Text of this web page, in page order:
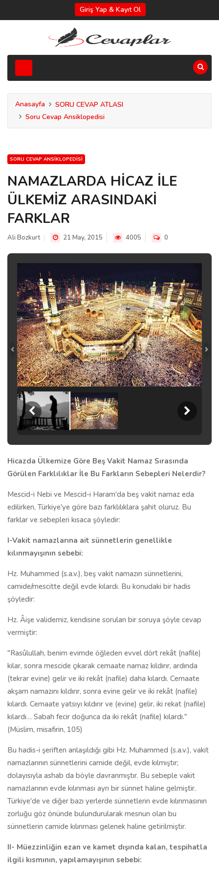
Giriş Yap & Kayıt Ol
Anasayfa
SORU CEVAP ATLASI
Soru Cevap Ansiklopedisi
SORU CEVAP ANSIKLOPEDISI
NAMAZLARDA HİCAZ İLE
ÜLKEMİZ ARASINDAKİ
FARKLAR
Ali Bozkurt 21 May, 2015 4005 0
Hicazda Ülkemize Göre Beş Vakit Namaz Sırasında
Görülen Farklılıklar İle Bu Farkların Sebepleri Nelerdir?
Mescid-i Nebi ve Mescid-i Haram'da beş vakit namaz eda
edilirken, Türkiye'ye göre bazı farklılıklara şahit oluruz. Bu
farklar ve sebepleri kısaca şöyledir:
I-Vakit namazlarına ait sünnetlerin genellikle
kılınmayışının sebebi:
Hz. Muhammed (s.a.v.), beş vakit namazın sünnetlerini,
camide/mescitte değil evde kılardı. Bu konudaki bir hadis
şöyledir:
Hz. Âişe validemiz, kendisine sorulan bir soruya şöyle cevap
vermiştir:
"Rasûlullah, benim evimde öğleden evvel dört rekât (nafile)
kılar, sonra mescide çıkarak cemaate namaz kıldırır, ardında
(tekrar evine) gelir ve iki rekât (nafile) daha kılardı. Cemaate
akşam namazını kıldırır, sonra evine gelir ve iki rekât (nafile)
kılardı. Cemaate yatsıyı kıldırır ve (evine) gelir, iki rekat (nafile)
kılardı… Sabah fecir doğunca da iki rekât (nafile) kılardı."
(Müslim, misafirin, 105)
Bu hadis-i şeriften anlaşıldığı gibi Hz. Muhammed (s.a.v.), vakit
namazlarının sünnetlerini camide değil, evde kılmıştır;
dolayısıyla ashab da böyle davranmıştır. Bu sebeple vakit
namazlarının evde kılınması ayrı bir sünnet haline gelmiştir.
Türkiye'de ve diğer bazı yerlerde sünnetlerin evde kılınmasının
zorluğu göz önünde bulundurularak mesnun olan bu
sünnetlerin camide kılınması gelenek haline getirilmiştir.
II- Müezzinliğin ezan ve kamet dışında kalan, tespihatla
ilgili kısmının, yapılamayışının sebebi: